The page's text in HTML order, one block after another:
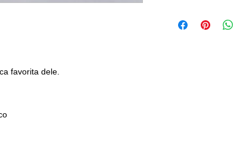
favorita dele.
carrinho)